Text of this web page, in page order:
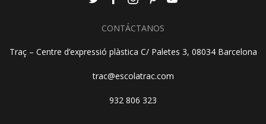
CONTÁCTANOS
Traç – Centre d’expressió plàstica C/ Paletes 3, 08034 Barcelona
trac@escolatrac.com
932 806 323